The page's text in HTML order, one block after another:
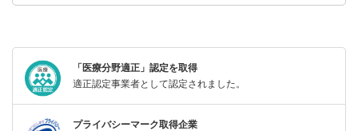
「医療分野適正」認定を取得
適正認定事業者として認定されました。
プライバシーマーク取得企業